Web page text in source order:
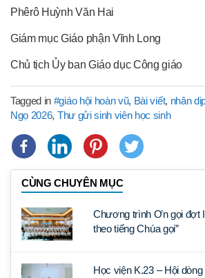
Phêrô Huỳnh Văn Hai
Giám mục Giáo phận Vĩnh Long
Chủ tịch Ủy ban Giáo dục Công giáo
Tagged in #giáo hội hoàn vũ, Bài viết, nhân
Ngọ 2026, Thư gửi sinh viên học sinh
CÙNG CHUYÊN MỤC
Chương trình Ơn gọi đợt
theo tiếng Chúa gọi”
Học viện K.23 – Hội